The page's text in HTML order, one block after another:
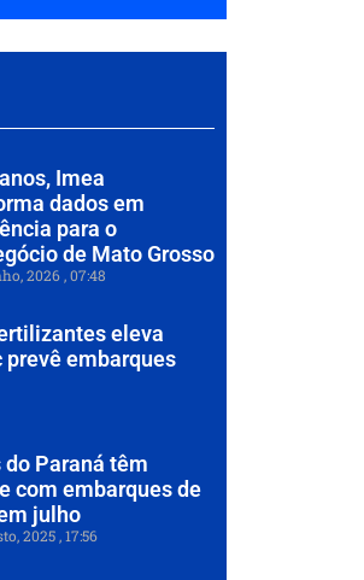
Imea
dados em
para o
de Mato Grosso
2026 07:48
eleva
prevê embarques
do Paraná têm
com embarques de
julho
2025 17:56